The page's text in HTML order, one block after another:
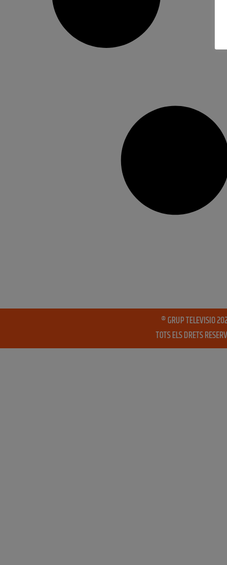
® GRUP TELEVISIO
TOTS ELS DRETS